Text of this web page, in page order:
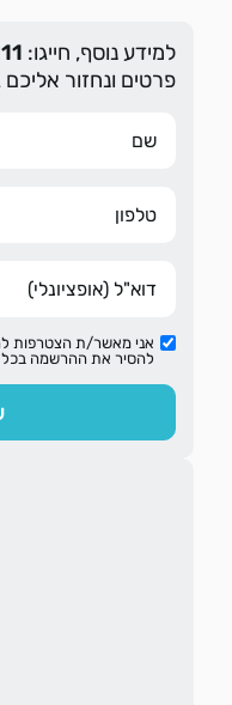
למידע נוסף, חייגו:
פרטים ונחזור
אני מאשר/ת הצטרפות
להסיר את ההרשמה